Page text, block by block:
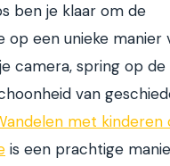
ben je klaar om de
op een unieke manier
camera, spring op
van
met kinderen
is een prachtige